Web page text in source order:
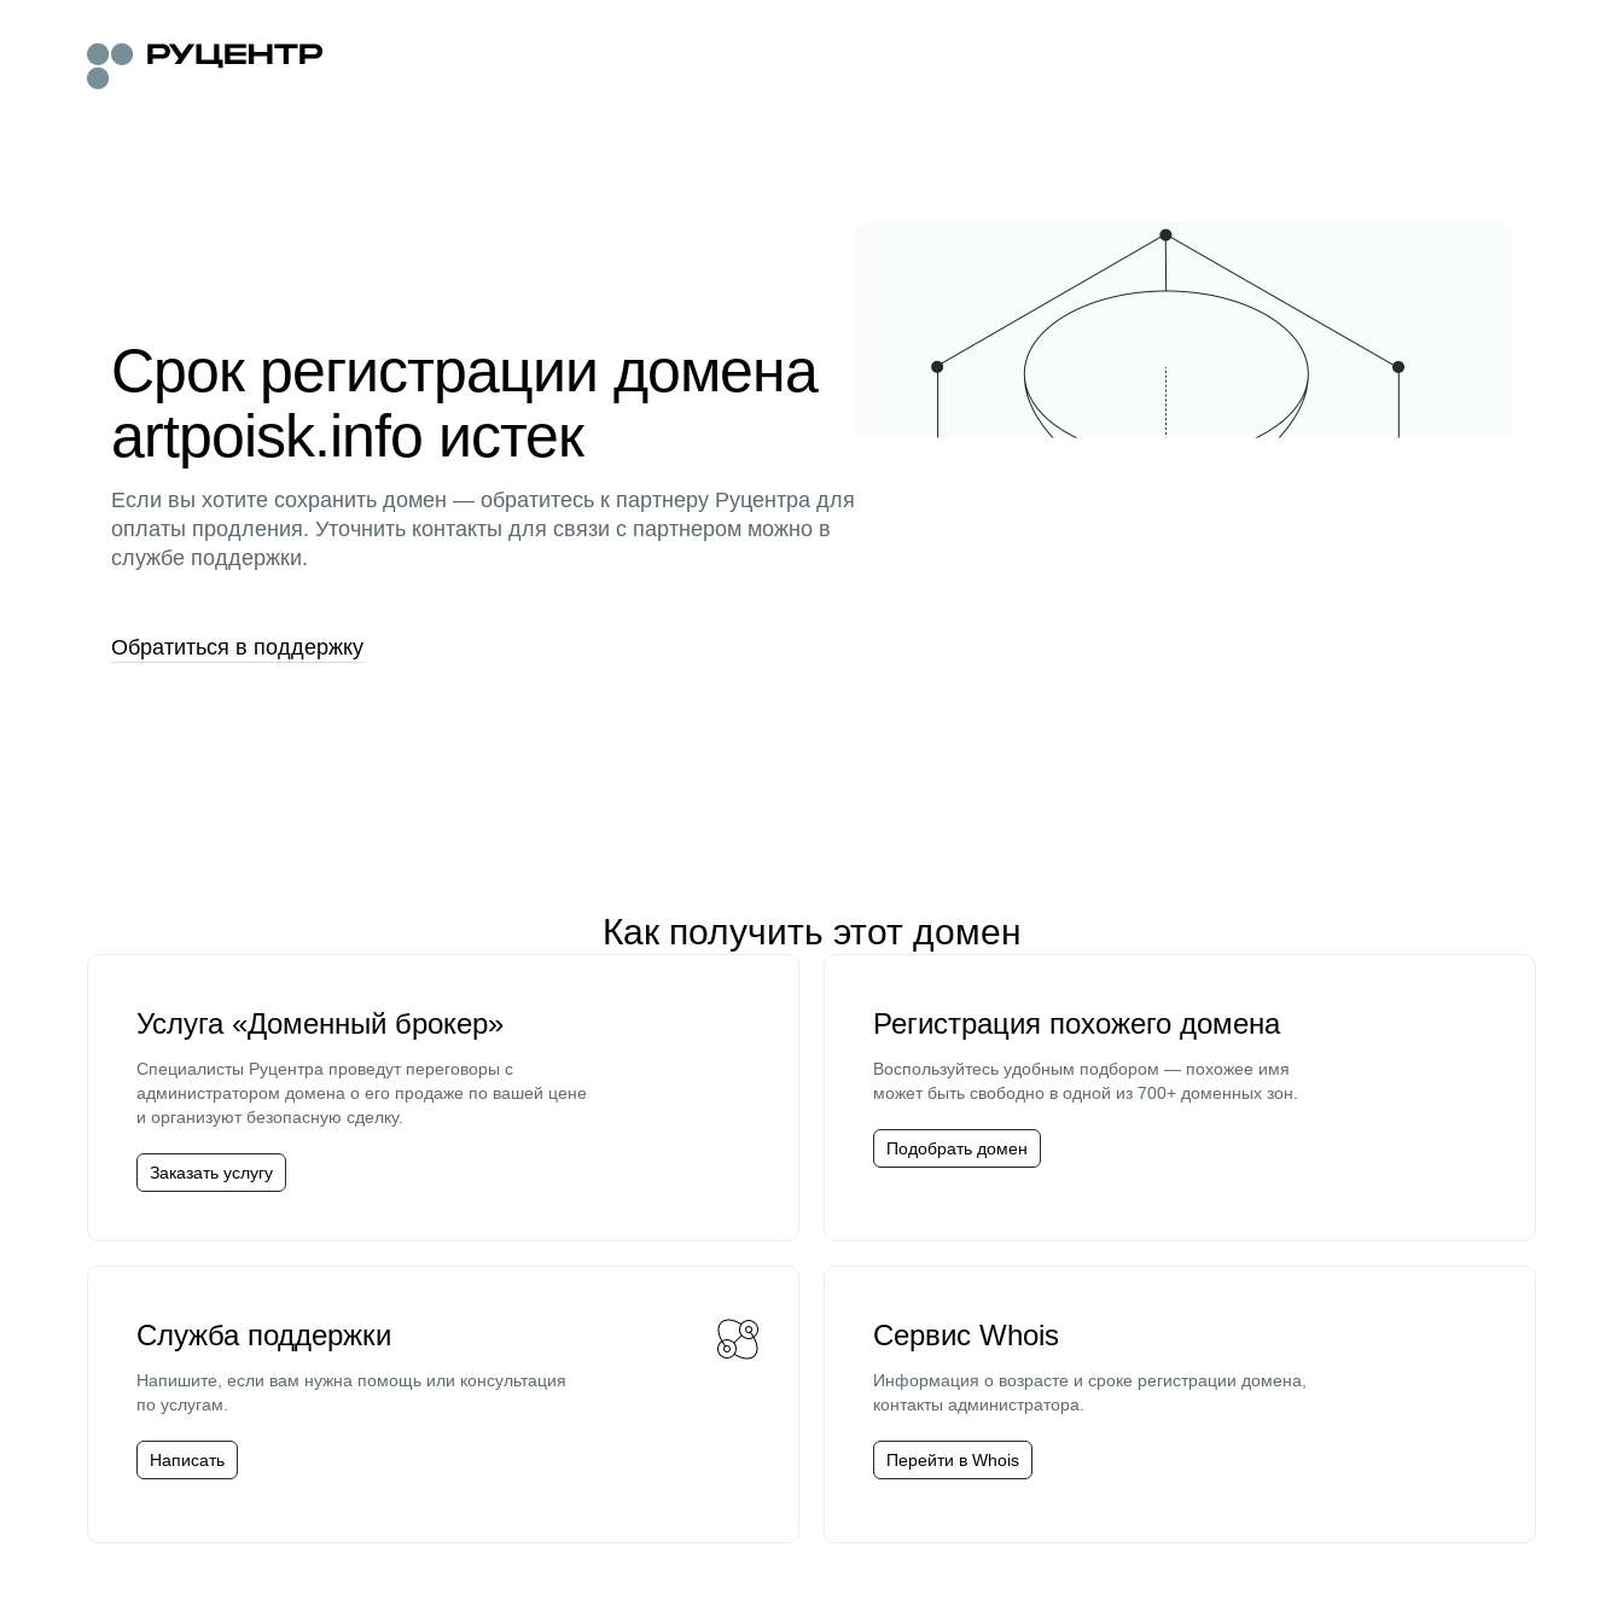
Срок регистрации домена
artpoisk.info истек
Если вы хотите сохранить домен — обратитесь к партнеру Руцентра для
оплаты продления. Уточнить контакты для связи с партнером можно в
службе поддержки.
Обратиться в поддержку
Как получить этот домен
Услуга «Доменный брокер»
Специалисты Руцентра проведут переговоры с
администратором домена о его продаже по вашей цене
и организуют безопасную сделку.
Заказать услугу
Регистрация похожего домена
Воспользуйтесь удобным подбором — похожее имя
может быть свободно в одной из 700+ доменных зон.
Подобрать домен
Служба поддержки
Напишите, если вам нужна помощь или консультация
по услугам.
Написать
Сервис Whois
Информация о возрасте и сроке регистрации домена,
контакты администратора.
Перейти в Whois